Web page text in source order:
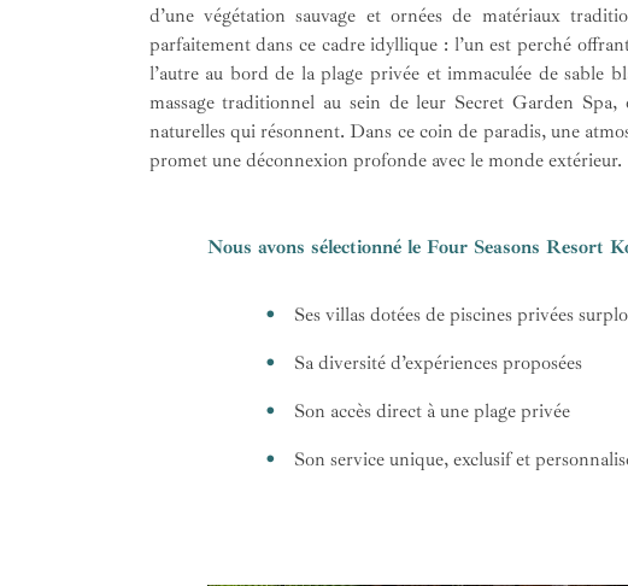
d’une végétation sauvage et ornées de matériaux
parfaitement dans ce cadre idyllique : l’un est perché
l’autre au bord de la plage privée et immaculée de sable
massage traditionnel au sein de leur Secret Garden
naturelles qui résonnent. Dans ce coin de paradis, une
promet une déconnexion profonde avec le monde extérieur.
Nous avons sélectionné le Four Seasons Resort
Ses villas dotées de piscines privées
Sa diversité d’expériences proposées
Son accès direct à une plage privée
Son service unique, exclusif et